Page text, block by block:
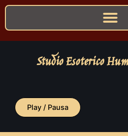
Studio Esoterico
Play / Pausa